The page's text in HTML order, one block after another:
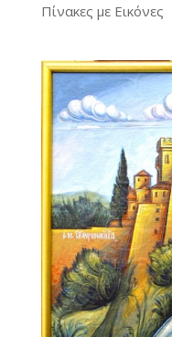
Πίνακες με Εικόνες